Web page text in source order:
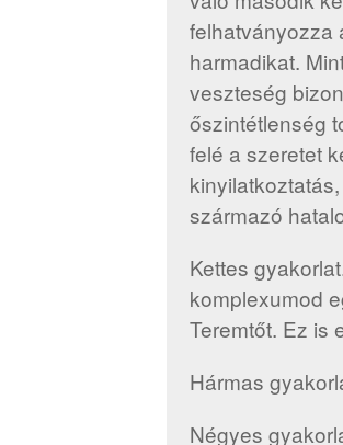
felhatványozza
harmadikat.
veszteség
őszintétlenség
felé a szeretet
származó
Kettes
komplexumod
Teremtőt. Ez is
Hármas
Négyes